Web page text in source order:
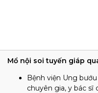
Mổ nội soi tuyến giáp
Bệnh viện Ung
chuyên gia, y bác